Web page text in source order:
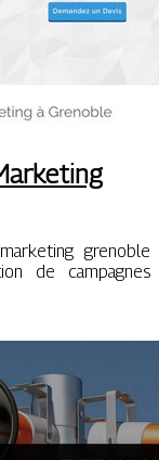
grenoble
de campagnes